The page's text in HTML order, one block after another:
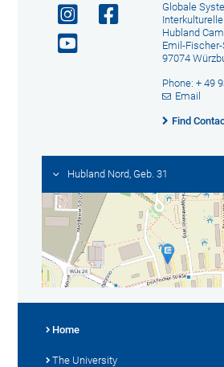
Globale
Hubland
Emil-
97074
Phone: + 49
Email
Find
Hubland Nord, Geb. 31
Home
The University